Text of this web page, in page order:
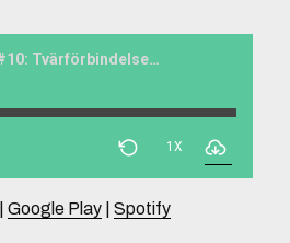
Att Bränna en Värld #10: Tvärförbindelse Södertörn
1X
Google Play| Spotify